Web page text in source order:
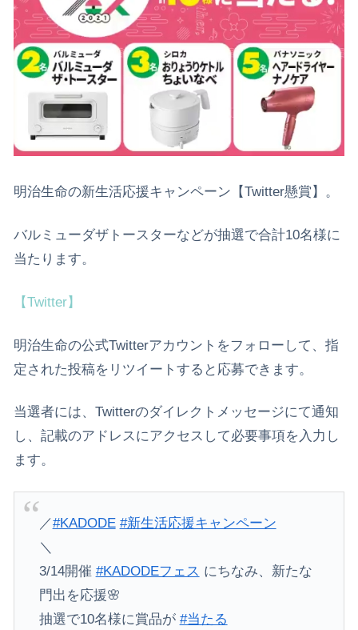
明治生命の新生活応援キャンペーン【Twitter懸賞】。
バルミューダザトースターなどが抽選で合計10名様に
当たります。
【Twitter】
明治生命の公式Twitterアカウントをフォローして、指
定された投稿をリツイートすると応募できます。
当選者には、Twitterのダイレクトメッセージにて通知
し、記載のアドレスにアクセスして必要事項を入力し
ます。
／#KADODE #新生活応援キャンペーン
＼
3/14開催 #KADODEフェス にちなみ、新たな
門出を応援🌸
抽選で10名様に賞品が #当たる